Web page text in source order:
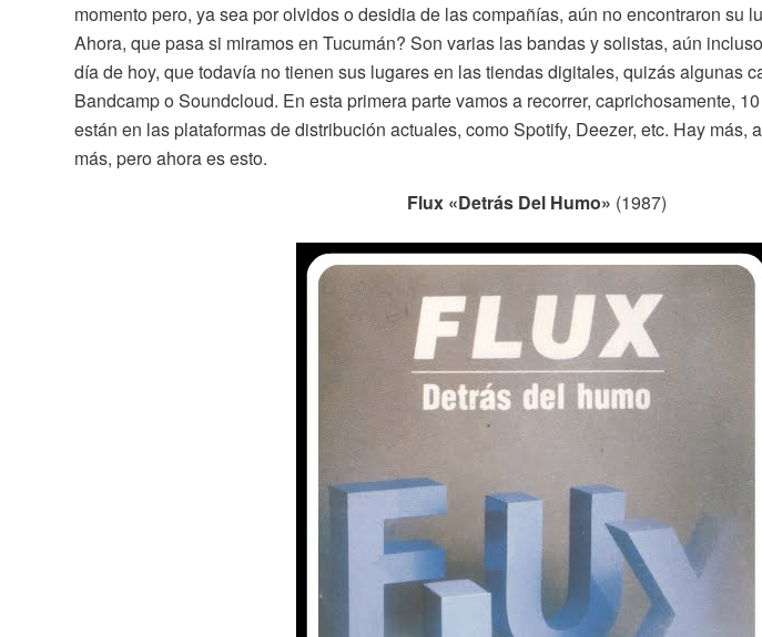
momento pero, ya sea por olvidos o desidia de las compañías, aún no encontraron su
Ahora, que pasa si miramos en Tucumán? Son varias las bandas y solistas, aún
día de hoy, que todavía no tienen sus lugares en las tiendas digitales, quizás algunas
Bandcamp o Soundcloud. En esta primera parte vamos a recorrer, caprichosamente,
están en las plataformas de distribución actuales, como Spotify, Deezer, etc. Hay más,
más, pero ahora es esto.
Flux «Detrás Del Humo» (1987)